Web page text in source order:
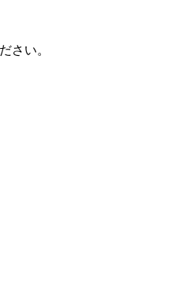
さい。